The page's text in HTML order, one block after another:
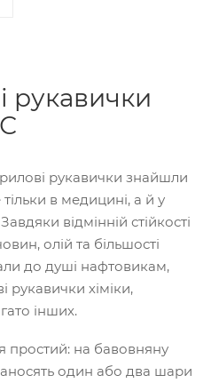
рукавички
рукавички знайшли
в медицині, а й у
відмінній стійкості
олій та більшості
до душі нафтовикам,
рукавички хіміки,
інших.
простий: на бавовняну
один або два шари